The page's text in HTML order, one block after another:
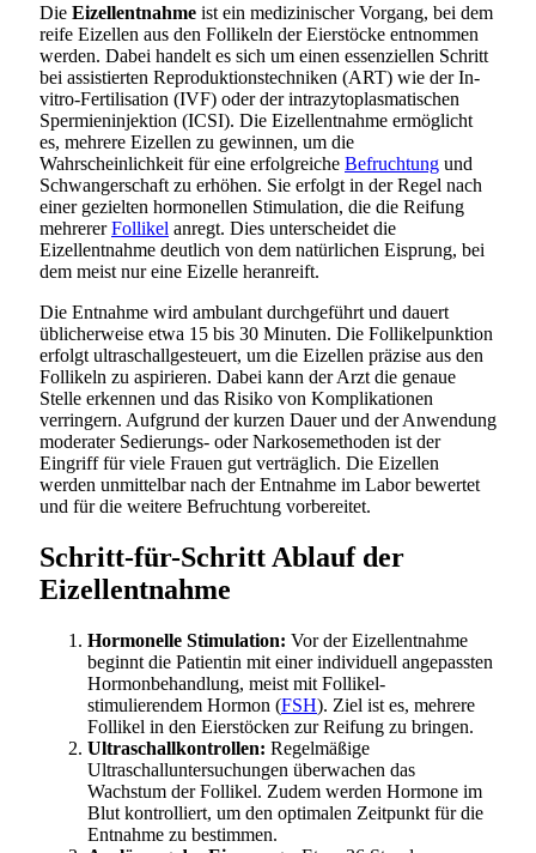
Die Eizellentnahme ist ein medizinischer Vorgang, bei dem
reife Eizellen aus den Follikeln der Eierstöcke entnommen
werden. Dabei handelt es sich um einen essenziellen Schritt
bei assistierten Reproduktionstechniken (ART) wie der In-
vitro-Fertilisation (IVF) oder der intrazytoplasmatischen
Spermieninjektion (ICSI). Die Eizellentnahme ermöglicht
es, mehrere Eizellen zu gewinnen, um die
Wahrscheinlichkeit für eine erfolgreiche Befruchtung und
Schwangerschaft zu erhöhen. Sie erfolgt in der Regel nach
einer gezielten hormonellen Stimulation, die die Reifung
mehrererFollikel anregt. Dies unterscheidet die
Eizellentnahme deutlich von dem natürlichen Eisprung, bei
dem meist nur eine Eizelle heranreift.
Die Entnahme wird ambulant durchgeführt und dauert
üblicherweise etwa 15 bis 30 Minuten. Die Follikelpunktion
erfolgt ultraschallgesteuert, um die Eizellen präzise aus den
Follikeln zu aspirieren. Dabei kann der Arzt die genaue
Stelle erkennen und das Risiko von Komplikationen
verringern. Aufgrund der kurzen Dauer und der Anwendung
moderater Sedierungs- oder Narkosemethoden ist der
Eingriff für viele Frauen gut verträglich. Die Eizellen
werden unmittelbar nach der Entnahme im Labor bewertet
und für die weitere Befruchtung vorbereitet.
Schritt-für-Schritt Ablauf der
Eizellentnahme
Hormonelle Stimulation: Vor der Eizellentnahme
beginnt die Patientin mit einer individuell angepassten
Hormonbehandlung, meist mit Follikel-
stimulierendem Hormon (FSH). Ziel ist es, mehrere
Follikel in den Eierstöcken zur Reifung zu bringen.
Ultraschallkontrollen: Regelmäßige
Ultraschalluntersuchungen überwachen das
Wachstum der Follikel. Zudem werden Hormone im
Blut kontrolliert, um den optimalen Zeitpunkt für die
Entnahme zu bestimmen.